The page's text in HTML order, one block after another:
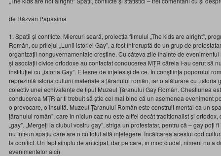
de Răzvan Papasima
1. Spații și conflicte. Miercuri seară, proiecția filmului „The kids are alright”,
Român, cu prilejul „Lunii istoriei Gay”, a fost întreruptă de un grup de
organizații nonguvernamentale creștine. Cu câteva zile înainte de
și asociații civice ortodoxe au contactat conducerea MȚR căreia i-au cerut să
instituției cu „istoria Gay”. E lesne de înțeles și de ce. În conștiința poporului
reprezintă istoria culturii materiale a țăranului român, iar o alăturare cu „istoria
colectiv unei echivalențe de tipul Muzeul Țăranului Gay Român. Chestiunea
conducerea MȚR ar fi trebuit să știe cel mai bine că un asemenea eveniment
o provocare, o insultă. Muzeul Țăranului Român este construit mental ca un
țăranului român”, care în niciun caz nu este altfel decât tradiționalist și
„gay”. „Mergeți la clubul vostru gay”, striga un protestatar, pentru că – gay poți
nu într-un spațiu care are o cu totul altă înțelegere. Încălcarea acestui cod
la conflict. Un fapt simplu de anticipat, dar pe care, în mod ciudat, nimeni nu a
evenimentelor aici)